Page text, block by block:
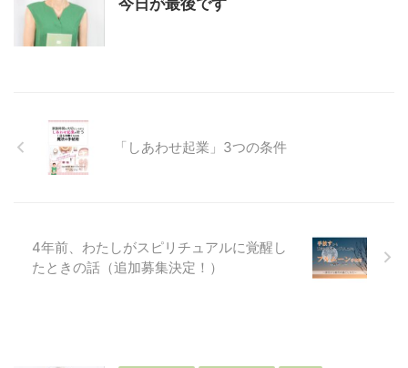
「しあわせ起業」3つの条件
4年前、わたしがスピリチュアルに覚醒し
たときの話（追加募集決定！）